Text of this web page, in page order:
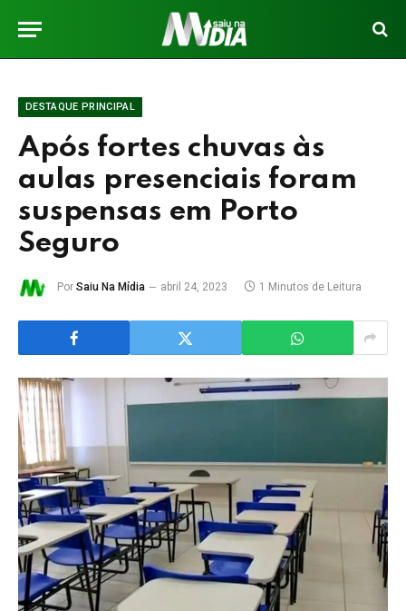
DESTAQUE PRINCIPAL
Após fortes chuvas às
aulas presenciais foram
suspensas em Porto
Seguro
Por Saiu Na Mídia abril 24, 2023 1 Minutos de Leitura